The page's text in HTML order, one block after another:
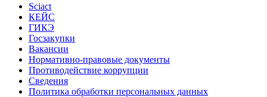
Sciact
КЕЙС
ГИКЭ
Госзакупки
Вакансии
Нормативно-правовые документы
Противодействие коррупции
Сведения
Политика обработки персональных данных